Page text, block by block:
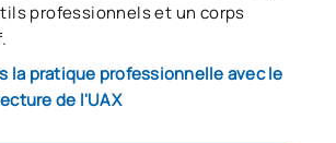
professionnels et un corps
la pratique professionnelle avec le
de l'UAX